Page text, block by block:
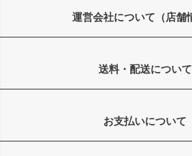
運営会社について（店舗
送料・配送について
お支払いについて